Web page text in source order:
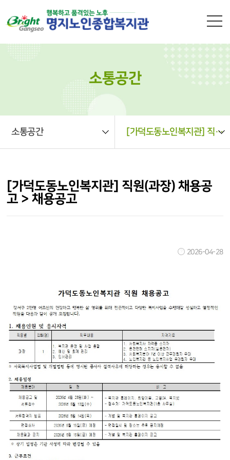
소통공간
소통공간 [가덕도동노인복지관] 직원(과장) 채용공고 > 채용공고
[가덕도동노인복지관] 직원(과장) 채용공
고 > 채용공고
2026-04-28